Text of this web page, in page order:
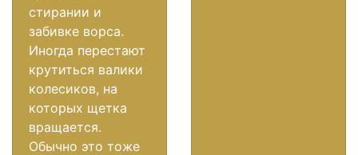
стирании и
забивке ворса.
Иногда перестают
крутиться валики
колесиков, на
которых щетка
вращается.
Обычно это тоже